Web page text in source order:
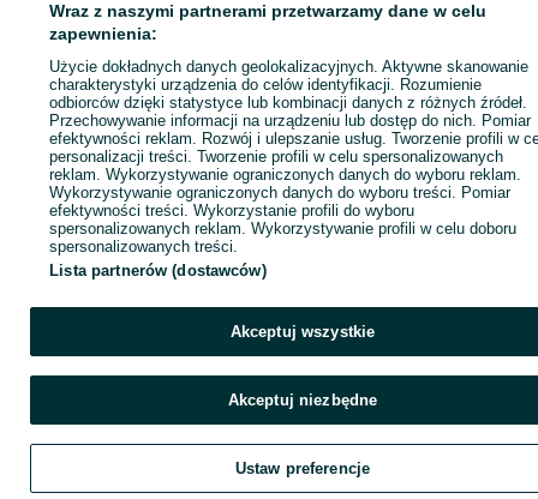
Zadzwoń / SMS
Wraz z naszymi partnerami przetwarzamy dane w celu
zapewnienia:
Użycie dokładnych danych geolokalizacyjnych. Aktywne skanowanie
charakterystyki urządzenia do celów identyfikacji. Rozumienie
odbiorców dzięki statystyce lub kombinacji danych z różnych źródeł.
Przechowywanie informacji na urządzeniu lub dostęp do nich. Pomiar
efektywności reklam. Rozwój i ulepszanie usług. Tworzenie profili w
personalizacji treści. Tworzenie profili w celu spersonalizowanych
reklam. Wykorzystywanie ograniczonych danych do wyboru reklam.
Wykorzystywanie ograniczonych danych do wyboru treści. Pomiar
efektywności treści. Wykorzystanie profili do wyboru
spersonalizowanych reklam. Wykorzystywanie profili w celu doboru
spersonalizowanych treści.
Lista partnerów (dostawców)
Akceptuj wszystkie
Akceptuj niezbędne
Ustaw preferencje